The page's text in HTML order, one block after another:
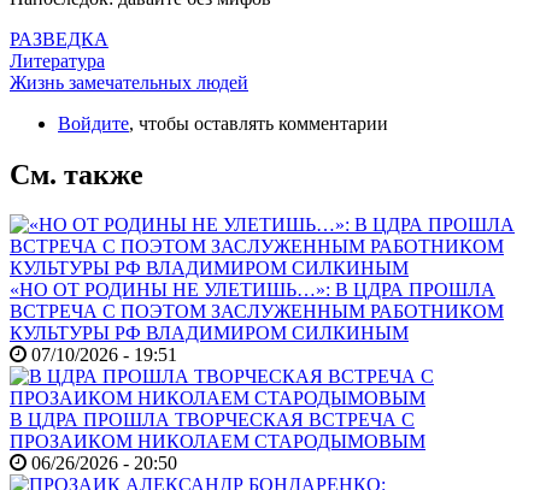
РАЗВЕДКА
Литература
Жизнь замечательных людей
Войдите, чтобы оставлять комментарии
См. также
«НО ОТ РОДИНЫ НЕ УЛЕТИШЬ…»: В ЦДРА ПРОШЛА
ВСТРЕЧА С ПОЭТОМ ЗАСЛУЖЕННЫМ РАБОТНИКОМ
КУЛЬТУРЫ РФ ВЛАДИМИРОМ СИЛКИНЫМ
07/10/2026 - 19:51
В ЦДРА ПРОШЛА ТВОРЧЕСКАЯ ВСТРЕЧА С
ПРОЗАИКОМ НИКОЛАЕМ СТАРОДЫМОВЫМ
06/26/2026 - 20:50